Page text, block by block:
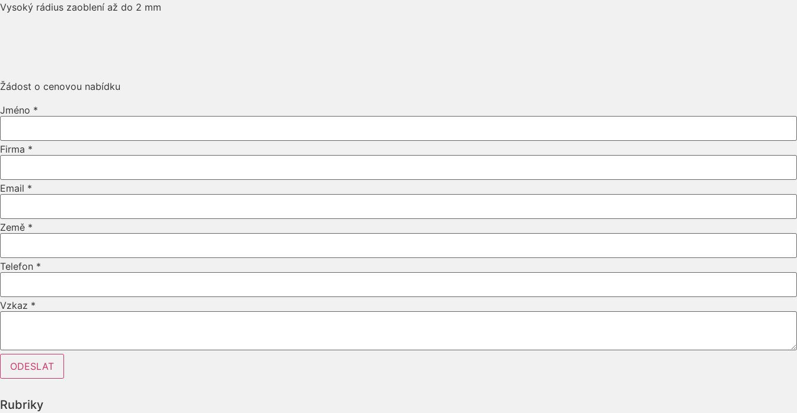
Vysoký rádius zaoblení až do 2 mm
Žádost o cenovou nabídku
Jméno *
Firma *
Email *
Země *
Telefon *
Vzkaz *
Layout
Jméno
ODESLAT
Rubriky